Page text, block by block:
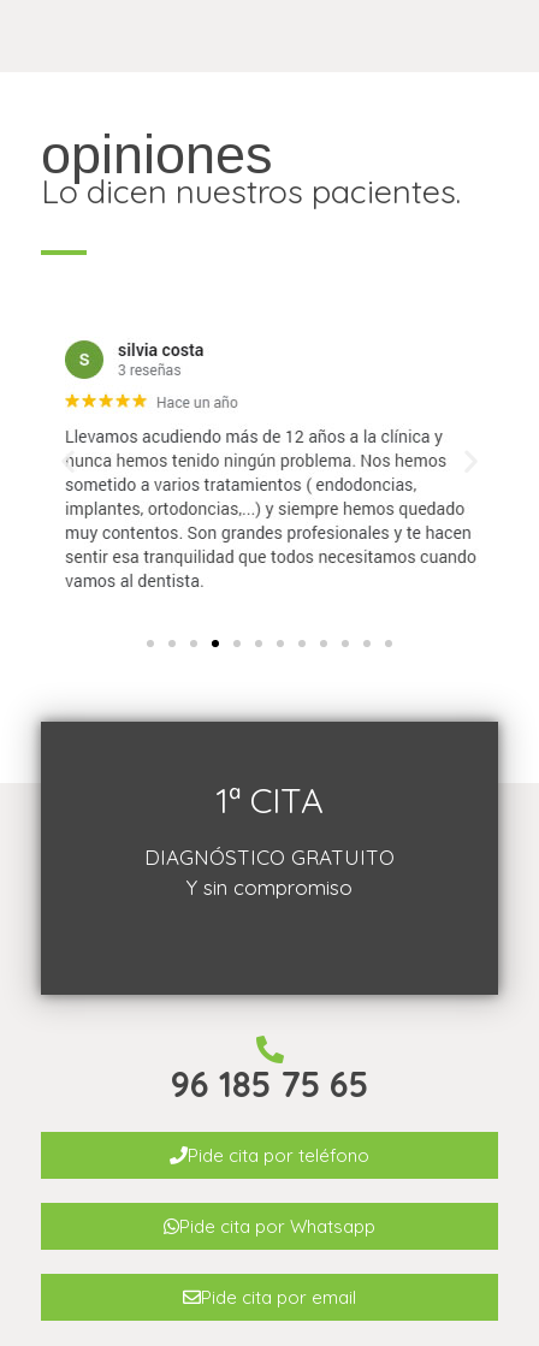
opiniones
Lo dicen nuestros pacientes.
1ª CITA
DIAGNÓSTICO GRATUITO
Y sin compromiso
96 185 75 65
Pide cita por teléfono
Pide cita por Whatsapp
Pide cita por email